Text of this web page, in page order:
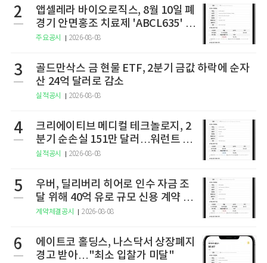
2
앱셀레라 바이오로직스, 8월 10일 폐
경기 안면홍조 치료제 'ABCL635' 임
상 2상 결과 발표
주요공시 2026-08-08
3
골드만삭스 금 현물 ETF, 2분기 금값 하락에 순자
산 24억 달러로 감소
실적공시 2026-08-08
4
크리에이티브 메디컬 테크놀로지, 2
분기 순손실 151만 달러…워런트 행
사로 446만 달러 조달
실적공시 2026-08-08
5
우버, 딜리버리 히어로 인수 자금 조
달 위해 40억 유로 규모 신용 계약 체
결
계약체결공시 2026-08-08
6
에이트코 홀딩스, 나스닥서 상장폐지
경고 받아…"최소 입찰가 미달"